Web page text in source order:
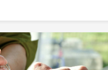
países que possam ser
crise.